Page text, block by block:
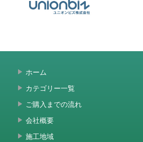
ホーム
カテゴリー一覧
ご購入までの流れ
会社概要
施工地域